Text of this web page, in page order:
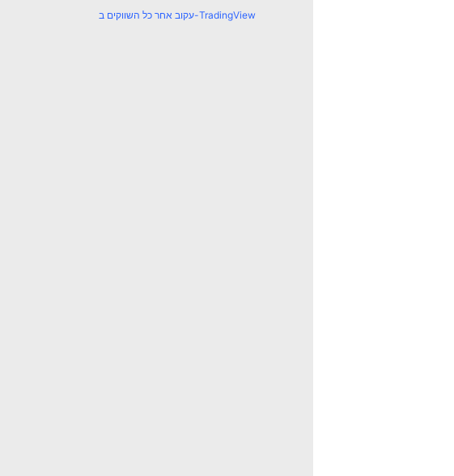
עקוב אחר כל השווקים ב-TradingView